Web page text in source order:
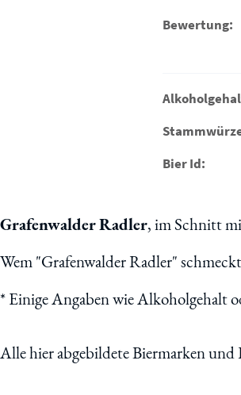
Bewertung:
Bier Id:
Grafenwalder Radler, im Schnitt
Wem "Grafenwalder Radler"
*Einige Angaben wie Alkoholgehalt
Alle hier abgebildete Biermarken